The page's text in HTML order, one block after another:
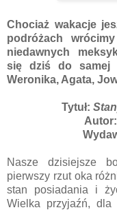
Chociaż wakacje
podróżach
niedawnych
się dziś do samej
Weronika, Agata,
Tytuł:
Autor:
Nasze dzisiejsze
pierwszy rzut oka
stan posiadania i
Wielka przyjaźń,